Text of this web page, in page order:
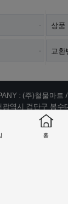
홈
상품
교환
: (주)철물마트
역시 검단구 봉수
:
1566-2077|
E-MAIL :
개인정보보호책임자